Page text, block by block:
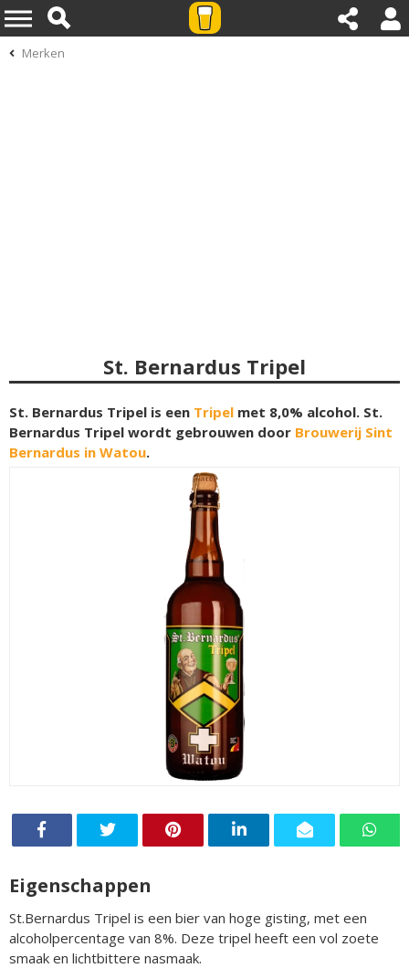
Merken
St. Bernardus Tripel
St. Bernardus Tripel is een Tripel met 8,0% alcohol. St.
Bernardus Tripel wordt gebrouwen door Brouwerij Sint
Bernardus in Watou.
Eigenschappen
St.Bernardus Tripel is een bier van hoge gisting, met een
alcoholpercentage van 8%. Deze tripel heeft een vol zoete
smaak en lichtbittere nasmaak.